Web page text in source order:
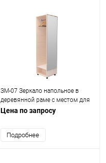
ЗМ-07 Зеркало напольное в
деревянной раме с местом для
одежды 186х48х48 см (полотно
Цена по запросу
Подробнее